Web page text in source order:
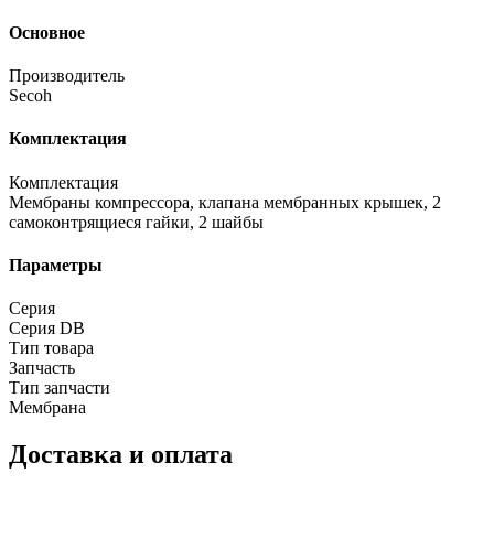
Основное
Производитель
Secoh
Комплектация
Комплектация
Мембраны компрессора, клапана мембранных крышек, 2
самоконтрящиеся гайки, 2 шайбы
Параметры
Серия
Серия DB
Тип товара
Запчасть
Тип запчасти
Мембрана
Доставка и оплата